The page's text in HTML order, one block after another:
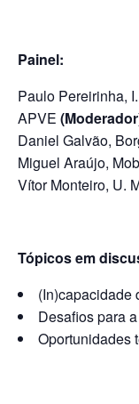
Painel:
Paulo Pereirinha,
APVE
Daniel Galvão,
Miguel Araújo,
Vítor Monteiro, U.
Tópicos em
(In)capacidade
Desafios para
Oportunidades